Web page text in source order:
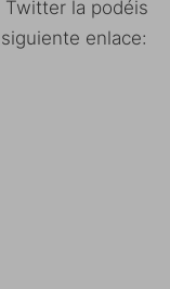
Twitter la podéis
enlace: